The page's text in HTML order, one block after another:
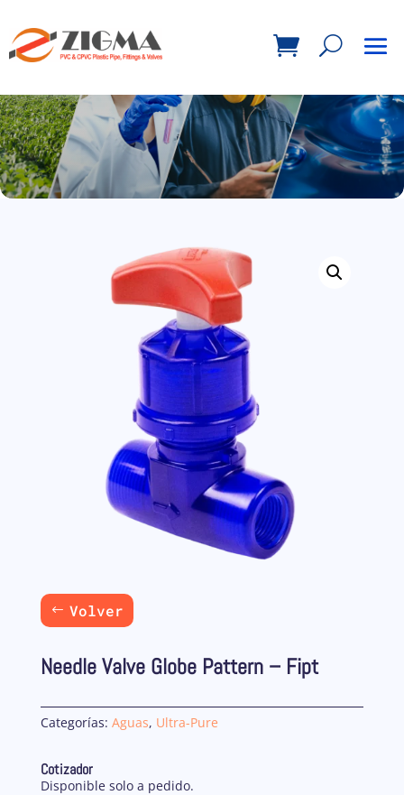
Volver
Needle Valve Globe Pattern – Fipt
Categorías: Aguas, Ultra-Pure
Cotizador
Disponible solo a pedido.